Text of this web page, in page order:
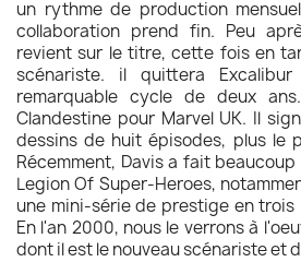
un rythme de production
collaboration prend fin. Peu
revient sur le titre, cette fois en
scénariste. il quittera
remarquable cycle de deux
Clandestine pour Marvel UK. Il
dessins de huit épisodes, plus le
Récemment, Davis a fait
Legion Of Super-Heroes,
une mini-série de prestige en trois
En l'an 2000, nous le verrons à
dont il est le nouveau scénariste et